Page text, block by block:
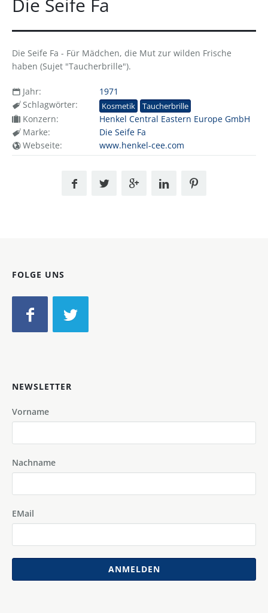
Die Seife Fa
Die Seife Fa - Für Mädchen, die Mut zur wilden Frische
haben (Sujet "Taucherbrille").
Jahr:
1971
Schlagwörter:
Kosmetik Taucherbrille
Konzern:
Henkel Central Eastern Europe GmbH
Marke:
Die Seife Fa
Webseite:
www.henkel-cee.com
FOLGE UNS
NEWSLETTER
Vorname
Nachname
EMail
ANMELDEN